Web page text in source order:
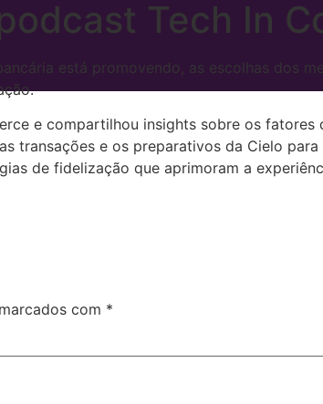
Tech In
está promovendo, as escolhas dos
e compartilhou insights sobre os fatores
transações e os preparativos da Cielo
de fidelização que aprimoram a
com *